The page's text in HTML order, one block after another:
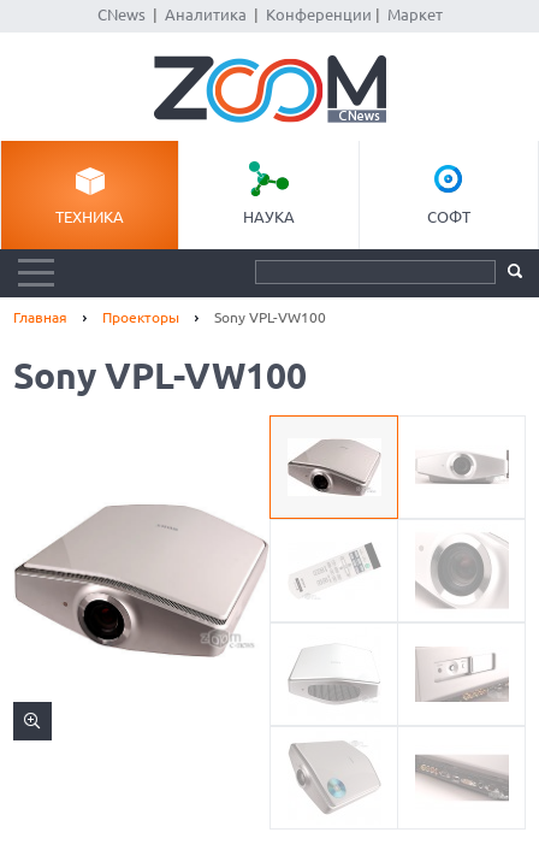
CNews| Аналитика Конференции Маркет
ТЕХНИКА НАУКА СОФТ
Главная Проекторы Sony VPL-VW100
Sony VPL-VW100